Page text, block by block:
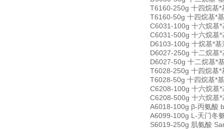
T6160-250g 十四烷基
T6160-50g 十四烷基*
C6031-100g 十六烷基
C6031-500g 十六烷基
D6103-100g 十烷基*
D6027-250g 十二烷基
D6027-50g 十二烷基*
T6028-250g 十四烷基*
T6028-50g 十四烷基*
C6208-100g 十六烷基
C6208-500g 十六烷基
A6018-100g β-丙氨酸
A6099-100g L-天门冬
S6019-250g 肌氨酸